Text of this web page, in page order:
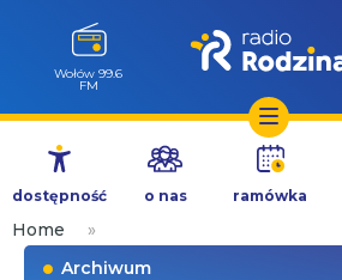
Przejdź
treści
Wołów 99.6
FM
dostępność o nas ramówka
Home
»
Archiwum